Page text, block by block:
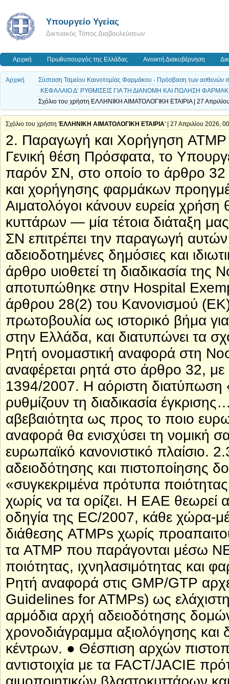
Υπουργείο Υγείας
Δικτυακός Τόπος Διαβουλεύσεων
Αρχική Πρωθυπουργός της Ελλάδας Ανοικτή Διακυβέρνηση
Αρχική
Σύσταση Ταμείου Καινοτομίας Φαρμάκου - Πρόσβαση των ασθενών σε
ΚΕΦΑΛΑΙΟ Δ’ ΡΥΘΜΙΣΕΙΣ ΓΙΑ ΤΗ ΔΙΑΝΟΜΗ ΚΑΙ ΠΩΛΗΣΗ
Σχόλιο του χρήστη ΕΛΛΗΝΙΚΗ ΑΙΜΑΤΟΛΟΓΙΚΗ ΕΤΑΙΡΙΑ | 27
Σχόλιο του χρήστη 'ΕΛΛΗΝΙΚΗ ΑΙΜΑΤΟΛΟΓΙΚΗ ΕΤΑΙΡΙΑ' | 27 Απριλίου 2026,
2. Παραγωγή και Χορήγηση
Γενική θέση Πρόσφατα, το
παρόν ΣΝ, στο οποίο το άρθρο 32
και χορήγησης φαρμάκων
Αιματολόγοι κάνουν ευρεία
κυττάρων — μία τέτοια διάταξη
ΣΝ επιτρέπει την παραγωγή
αδειοδοτημένες δημόσιες και
άρθρο υιοθετεί τη διαδικασία
αποτυπώθηκε στην Hospital
άρθρου 28(2) του Κανονισμού
πρωτοβουλία ως ιστορικό βήμα
στην Ελλάδα, και διατυπώνει τα
Ρητή ονομαστική αναφορά στη
αναφέρεται ρητά στο άρθρο 32,
1394/2007. Η αόριστη διατύπωση
ρυθμίζουν τη διαδικασία
αβεβαιότητα ως προς το ποιο
αναφορά θα ενισχύσει τη νομική
ευρωπαϊκό κανονιστικό πλαίσιο.
αδειοδότησης και πιστοποίησης
«συγκεκριμένα πρότυπα
χωρίς να τα ορίζει. Η ΕΑΕ θεωρεί
οδηγία της EC/2007, κάθε χώρα-
διάθεσης ATMPs χωρίς
τα ATMP που παράγονται μέσω
ποιότητας, ιχνηλασιμότητας
Ρητή αναφορά στις GMP/GTP
Guidelines for ATMPs) ως
αρμόδια αρχή αδειοδότησης
χρονοδιάγραμμα αξιολόγησης
κέντρων. ● Θέσπιση αρχών
αντιστοιχία με τα FACT/JACIE